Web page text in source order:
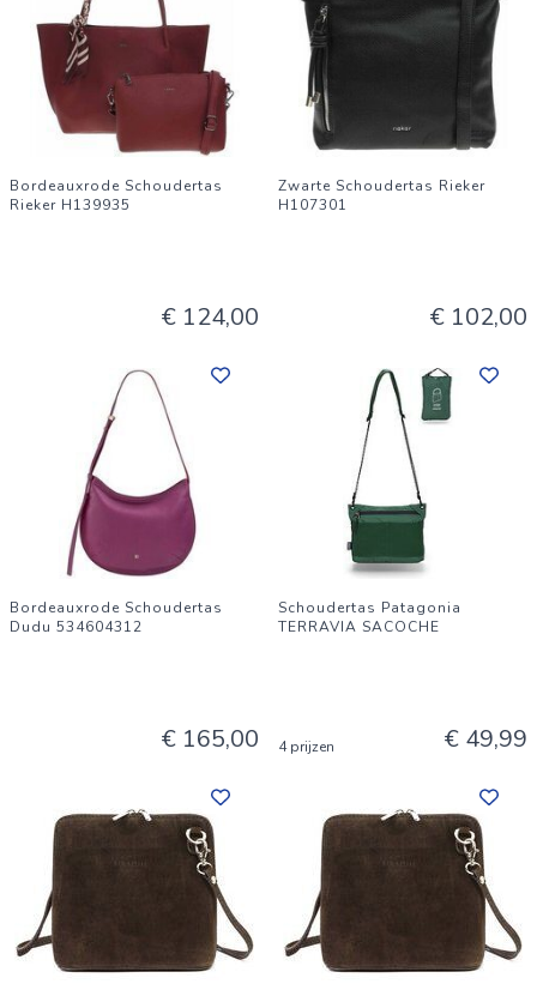
Bordeauxrode Schoudertas
Rieker H139935
€ 124,00
Zwarte Schoudertas Rieker
H107301
€ 102,00
Bordeauxrode Schoudertas
Dudu 534604312
€ 165,00
Schoudertas Patagonia
TERRAVIA SACOCHE
4 prijzen € 49,99